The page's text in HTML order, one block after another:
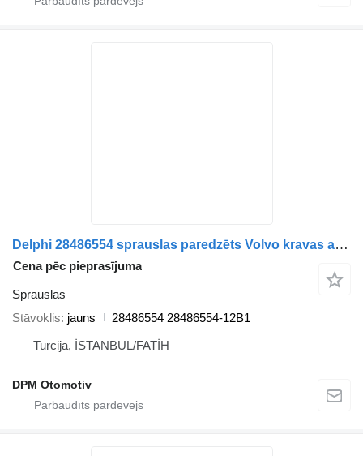
Delphi 28486554 sprauslas paredzēts Volvo kravas automašīnas
Cena pēc pieprasījuma
Sprauslas
Stāvoklis jauns
28486554 28486554-12B1
Turcija, İSTANBUL/FATİH
DPM Otomotiv